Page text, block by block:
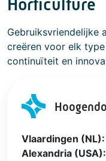
Horticulture
Gebruiksvriendelijke
creëren voor elk
continuïteit en
Vlaardingen (NL):
Alexandria (USA):